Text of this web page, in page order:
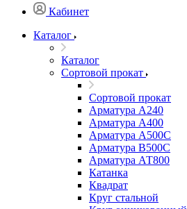
Кабинет
Каталог
Каталог
Сортовой прокат
Сортовой прокат
Арматура А240
Арматура А400
Арматура А500C
Арматура В500С
Арматура АТ800
Катанка
Квадрат
Круг стальной